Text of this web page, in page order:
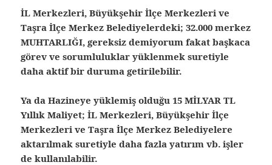
İL Merkezleri, Büyükşehir İlçe Merkezleri ve
Taşra İlçe Merkez Belediyelerdeki; 32.000 merkez
MUHTARLIĞI, gereksiz demiyorum fakat başkaca
görev ve sorumluluklar yüklenmek suretiyle
daha aktif bir duruma getirilebilir.
Ya da Hazineye yüklemiş olduğu 15 MİLYAR TL
Yıllık Maliyet; İL Merkezleri, Büyükşehir İlçe
Merkezleri ve Taşra İlçe Merkez Belediyelere
aktarılmak suretiyle daha fazla yatırım vb. işler
de kullanılabilir.